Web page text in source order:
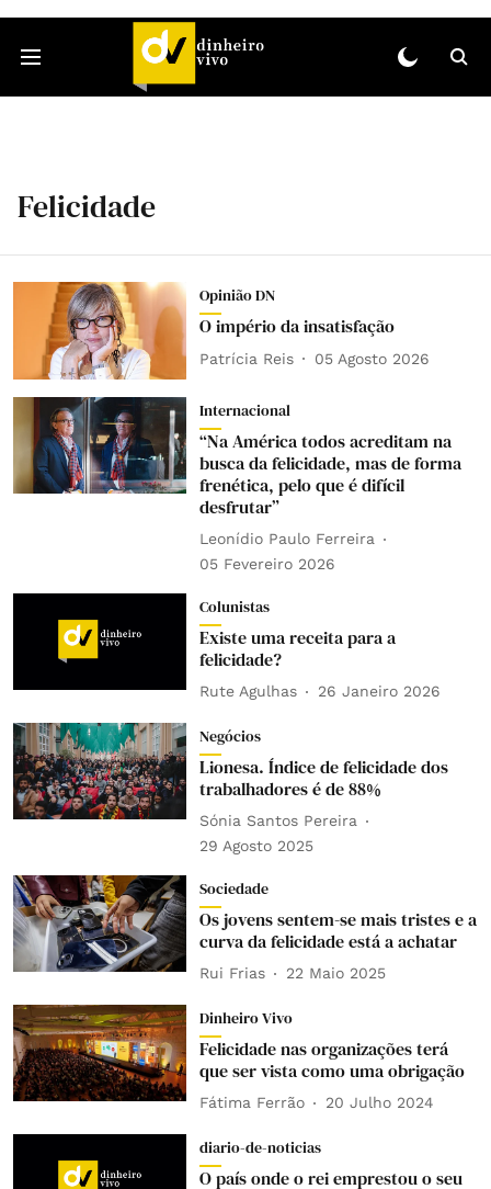
Felicidade
Opinião DN
O império da insatisfação
Patrícia Reis 05 Agosto 2026
Internacional
“Na América todos acreditam na
busca da felicidade, mas de forma
frenética, pelo que é difícil
desfrutar”
Leonídio Paulo Ferreira
05 Fevereiro 2026
Colunistas
Existe uma receita para a
felicidade?
Rute Agulhas 26 Janeiro 2026
Negócios
Lionesa. Índice de felicidade dos
trabalhadores é de 88%
Sónia Santos Pereira
29 Agosto 2025
Sociedade
Os jovens sentem-se mais tristes e a
curva da felicidade está a achatar
Rui Frias 22 Maio 2025
Dinheiro Vivo
Felicidade nas organizações terá
que ser vista como uma obrigação
Fátima Ferrão 20 Julho 2024
diario-de-noticias
O país onde o rei emprestou o seu